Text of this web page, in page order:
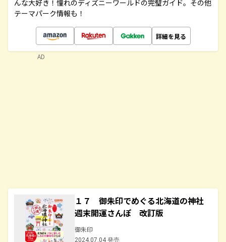
んな大好き！憧れのディズニーワールドの完璧ガイド。その他
テーマパーク情報も！
詳細を見る
１７ 御朱印でめぐる北海道の神社
週末開運さんぽ 改訂版
御朱印
2024.07.04 発売
AD